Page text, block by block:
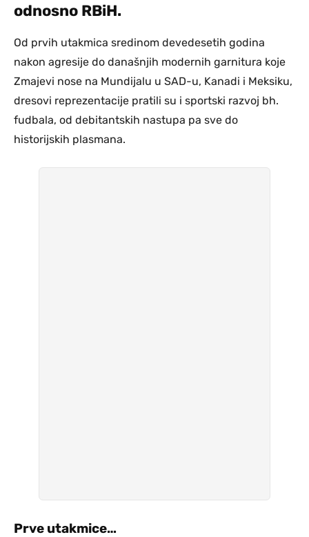
odnosno RBiH.
Od prvih utakmica sredinom devedesetih godina
nakon agresije do današnjih modernih garnitura koje
Zmajevi nose na Mundijalu u SAD-u, Kanadi i Meksiku,
dresovi reprezentacije pratili su i sportski razvoj bh.
fudbala, od debitantskih nastupa pa sve do
historijskih plasmana.
Prve utakmice…